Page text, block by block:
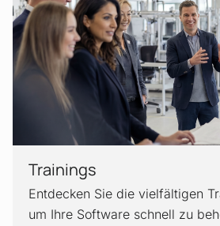
Trainings
Entdecken Sie die vielfältigen
um Ihre Software schnell zu